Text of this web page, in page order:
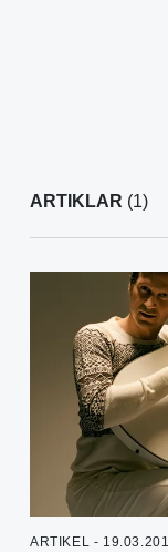
ARTIKLAR (1)
ARTIKEL -